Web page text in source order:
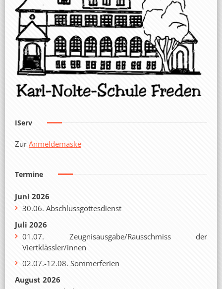
IServ
Zur Anmeldemaske
Termine
Juni 2026
30.06. Abschlussgottesdienst
Juli 2026
01.07. Zeugnisausgabe/Rausschmiss der
Viertklässler/innen
02.07.-12.08. Sommerferien
August 2026